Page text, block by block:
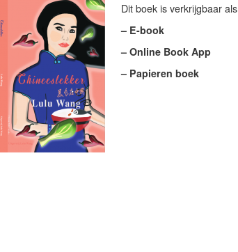
Dit boek is verkrijgbaar als
– E-book
– Online Book App
– Papieren boek